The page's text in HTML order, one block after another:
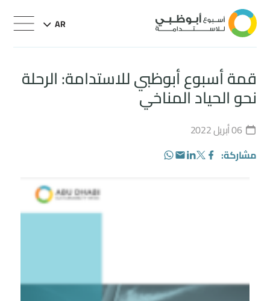
AR
قمة أسبوع أبوظبي للاستدامة: الرحلة
نحو الحياد المناخي
06 أبريل 2022
مشاركة: Facebook
Twitter
LinkedIn
Email
WhatsApp